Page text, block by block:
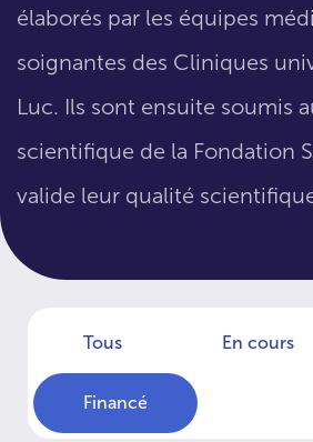
élaborés par les équipes
soignantes des Cliniques
Luc. Ils sont ensuite soumis
scientifique de la Fondation
valide leur qualité
Tous En cours
Financé